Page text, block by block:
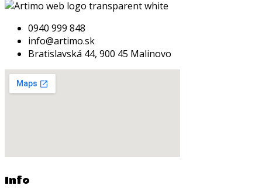
0940 999 848
info@artimo.sk
Bratislavská 44, 900 45 Malinovo
Info